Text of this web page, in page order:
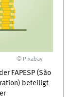
© Pixabay
FAPESP (São
beteiligt